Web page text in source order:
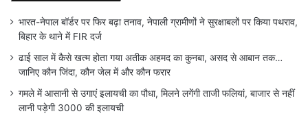
भारत-नेपाल बॉर्डर पर फिर बढ़ा तनाव, नेपाली ग्रामीणों ने सुरक्षाबलों पर किया पथराव,
बिहार के थाने में FIR दर्ज
ढाई साल में कैसे खत्म होता गया अतीक अहमद का कुनबा, असद से आबान तक…
जानिए कौन जिंदा, कौन जेल में और कौन फरार
गमले में आसानी से उगाएं इलायची का पौधा, मिलने लगेंगी ताजी फलियां, बाजार से नहीं
लानी पड़ेगी 3000 की इलायची